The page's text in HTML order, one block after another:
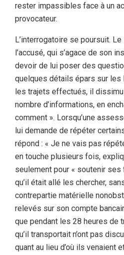
rester impassibles face à un
provocateur.
L’interrogatoire se poursuit.
l’accusé, qui s’agace de son
devoir de lui poser des
quelques détails épars sur les
les trajets effectués, il
nombre d’informations, en
comment ». Lorsqu’une
lui demande de répéter
répond : « Je ne vais pas
en touche plusieurs fois,
seulement pour « soutenir
qu’il était allé les chercher,
contrepartie matérielle
relevés sur son compte
que pendant les 28 heures de
qu’il transportait n’ont pas
quant au lieu d’où ils venaient